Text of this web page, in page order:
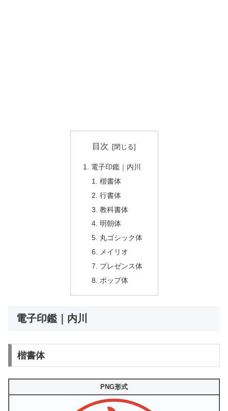
目次
電子印鑑｜内川
楷書体
行書体
教科書体
明朝体
丸ゴシック体
メイリオ
プレゼンス体
ポップ体
電子印鑑｜内川
楷書体
PNG形式